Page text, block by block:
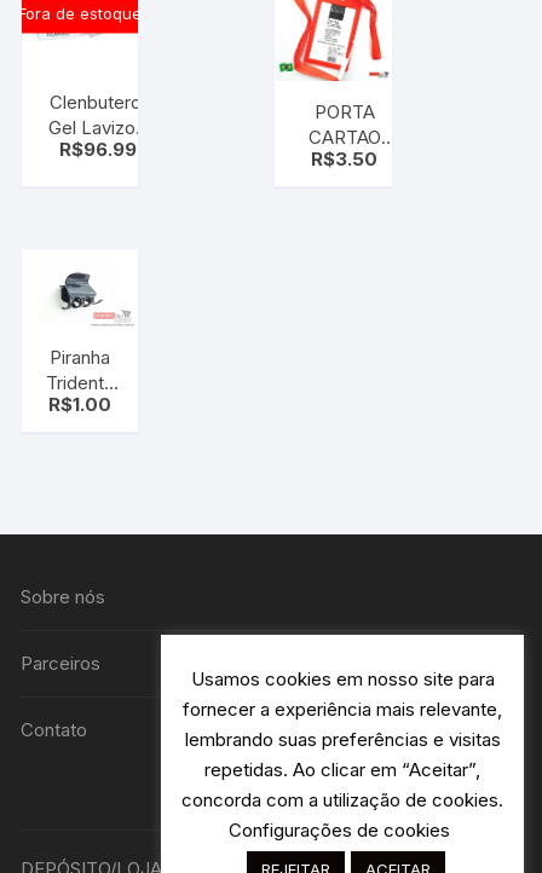
Fora de estoque
Clenbuterol
Gel Lavizoo
500 Ml
R$96.99
PORTA
CARTAO
PLAST
R$3.50
Piranha
Tridente
médio
R$1.00
Sobre nós
Parceiros
Contato
Usamos cookies em nosso site para
fornecer a experiência mais relevante,
lembrando suas preferências e visitas
repetidas. Ao clicar em “Aceitar”,
concorda com a utilização de cookies.
Configurações de cookies